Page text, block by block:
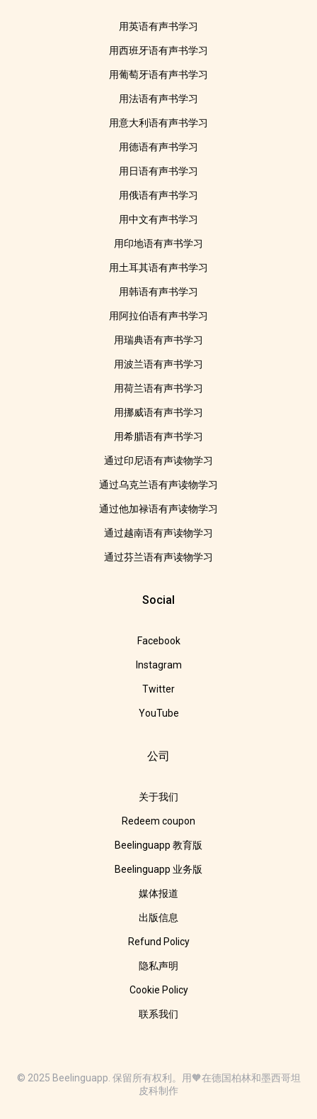
用英语有声书学习
用西班牙语有声书学习
用葡萄牙语有声书学习
用法语有声书学习
用意大利语有声书学习
用德语有声书学习
用日语有声书学习
用俄语有声书学习
用中文有声书学习
用印地语有声书学习
用土耳其语有声书学习
用韩语有声书学习
用阿拉伯语有声书学习
用瑞典语有声书学习
用波兰语有声书学习
用荷兰语有声书学习
用挪威语有声书学习
用希腊语有声书学习
通过印尼语有声读物学习
通过乌克兰语有声读物学习
通过他加禄语有声读物学习
通过越南语有声读物学习
通过芬兰语有声读物学习
Social
Facebook
Instagram
Twitter
YouTube
公司
关于我们
Redeem coupon
Beelinguapp 教育版
Beelinguapp 业务版
媒体报道
出版信息
Refund Policy
隐私声明
Cookie Policy
联系我们
© 2025 Beelinguapp. 保留所有权利。用🧡在德国柏林和墨西哥坦
皮科制作